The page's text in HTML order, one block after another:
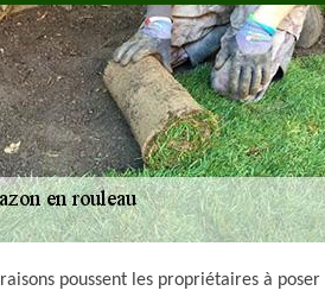
poussent les propriétaires à poser